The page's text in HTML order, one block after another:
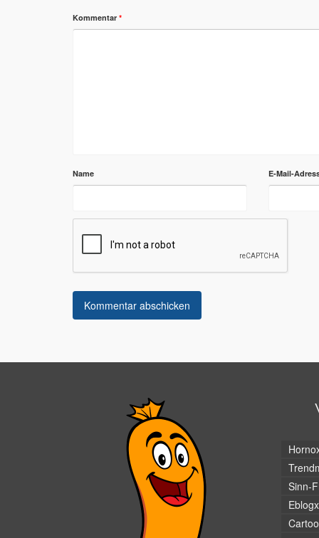
Kommentar *
Name E-Mail-
Sinn-
Eblogx